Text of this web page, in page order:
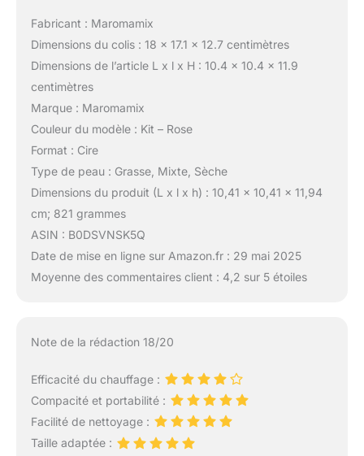
Fabricant : Maromamix
Dimensions du colis : 18 x 17.1 x 12.7 centimètres
Dimensions de l’article L x l x H : 10.4 x 10.4 x 11.9
centimètres
Marque : Maromamix
Couleur du modèle : Kit – Rose
Format : Cire
Type de peau : Grasse, Mixte, Sèche
Dimensions du produit (L x l x h) : 10,41 x 10,41 x 11,94
cm; 821 grammes
ASIN : B0DSVNSK5Q
Date de mise en ligne sur Amazon.fr : 29 mai 2025
Moyenne des commentaires client : 4,2 sur 5 étoiles
Note de la rédaction 18/20
Efficacité du chauffage :
Compacité et portabilité :
Facilité de nettoyage :
Taille adaptée :